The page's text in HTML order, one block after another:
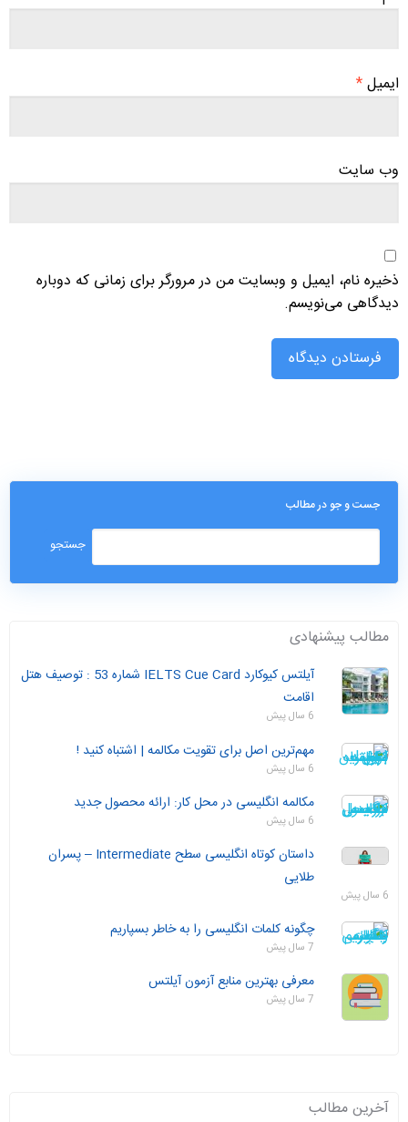
ایمیل*
وب‌ سایت
ذخیره نام، ایمیل و وبسایت من در مرورگر برای زمانی که دوباره
دیدگاهی می‌نویسم.
جست و جو در مطالب
مطالب پیشنهادی
آیلتس کیوکارد IELTS Cue Card شماره 53 : توصیف هتل
اقامت
6 سال پیش
مهم‌ترین اصل برای تقویت مکالمه | اشتباه کنید !
6 سال پیش
مکالمه انگلیسی در محل کار: ارائه محصول جدید
6 سال پیش
داستان‌ کوتاه انگلیسی سطح Intermediate – پسران
طلایی
6 سال پیش
چگونه کلمات انگلیسی را به خاطر بسپاریم
7 سال پیش
معرفی بهترین منابع آزمون آیلتس
7 سال پیش
آخرین مطالب